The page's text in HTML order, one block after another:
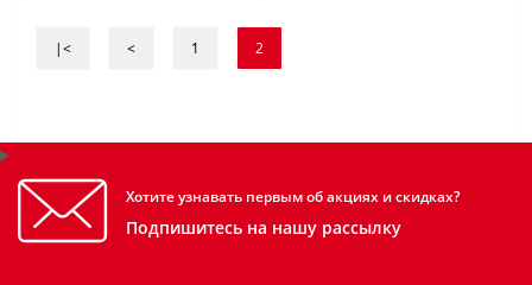
|< < 1 2
Хотите узнавать первым об акциях и скидках?
Подпишитесь на нашу рассылку